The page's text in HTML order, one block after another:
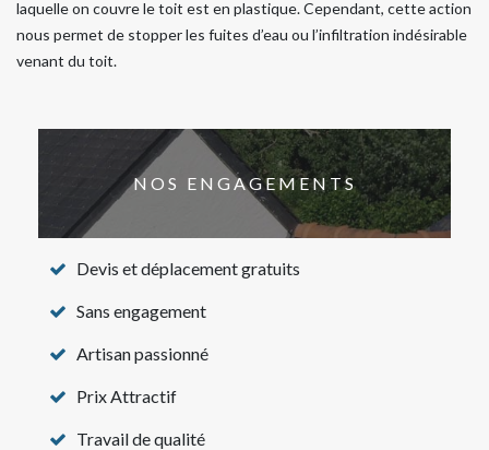
laquelle on couvre le toit est en plastique. Cependant, cette action
nous permet de stopper les fuites d’eau ou l’infiltration indésirable
venant du toit.
NOS ENGAGEMENTS
Devis et déplacement gratuits
Sans engagement
Artisan passionné
Prix Attractif
Travail de qualité